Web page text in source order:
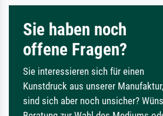
Sie haben noch
offene Fragen?
Sie interessieren sich für einen
Kunstdruck aus unserer Manufaktur,
sind sich aber noch unsicher?